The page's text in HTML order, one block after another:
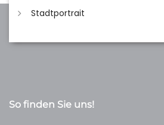
Stadtportrait
So finden Sie uns!